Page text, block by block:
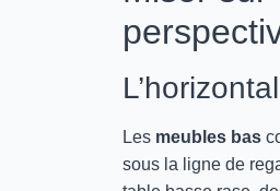
Les meubles bas
sous la ligne de